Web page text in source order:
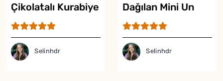
Çikolatalı Kurabiye
Tarifi
Selinhdr
Dağılan Mini Un
Kurabiyesi Tarifi
Selinhdr